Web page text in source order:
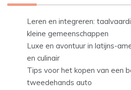
Leren en integreren:
kleine gemeenschappen
Luxe en avontuur in latijns-
en culinair
Tips voor het kopen van een
tweedehands auto